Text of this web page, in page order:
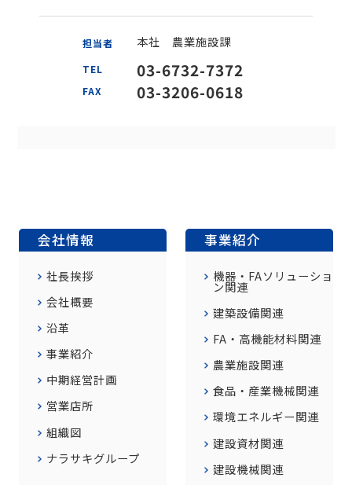
担当者 本社 農業施設課
TEL 03-6732-7372
FAX 03-3206-0618
会社情報
社長挨拶
会社概要
沿革
事業紹介
中期経営計画
営業店所
組織図
ナラサキグループ
事業紹介
機器・FAソリューショ
ン関連
建築設備関連
FA・高機能材料関連
農業施設関連
食品・産業機械関連
環境エネルギー関連
建設資材関連
建設機械関連